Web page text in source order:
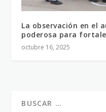
La observación en el
poderosa para
octubre 16, 2025